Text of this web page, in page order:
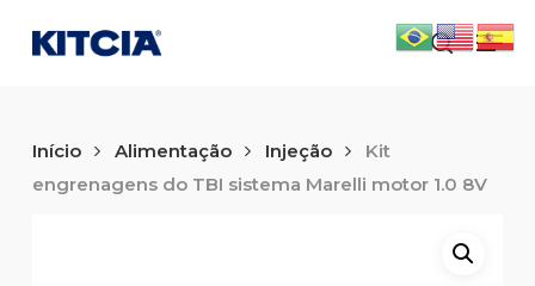
main
search
Início Alimentação Injeção
Kit
engrenagens do TBI sistema Marelli motor 1.0 8V